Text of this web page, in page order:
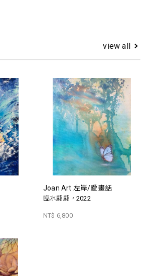
view all
Joan Art 左岸/愛畫話
臨水翩翩，2022
NT$ 6,800